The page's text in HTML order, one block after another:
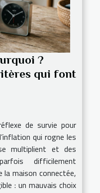
?
qui font
de survie pour
qui rogne les
multiplient et des
difficilement
la maison connectée,
: un mauvais choix